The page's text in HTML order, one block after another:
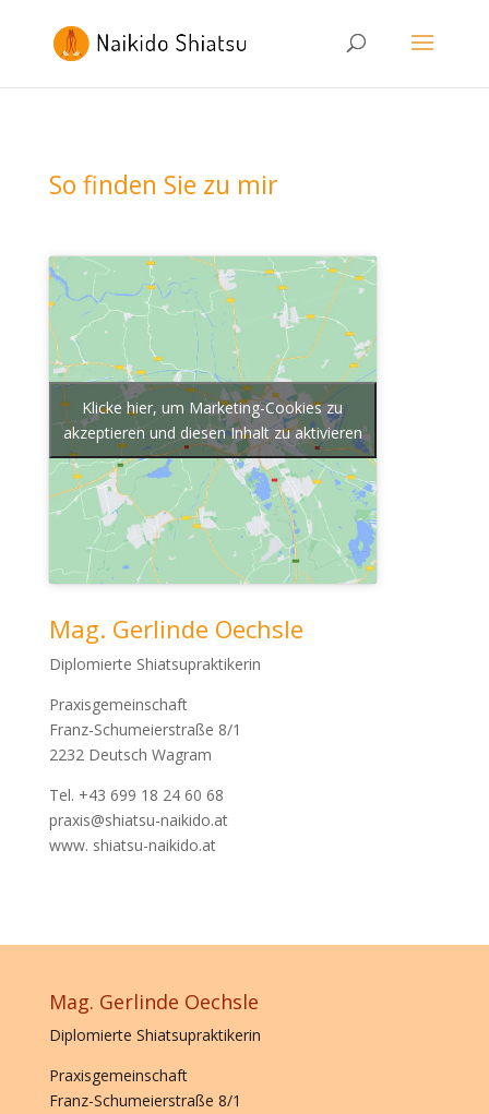
So finden Sie zu mir
Klicke hier, um Marketing-Cookies zu
akzeptieren und diesen Inhalt zu aktivieren
Mag. Gerlinde Oechsle
Diplomierte Shiatsupraktikerin
Praxisgemeinschaft
Franz-Schumeierstraße 8/1
2232 Deutsch Wagram
Tel. +43 699 18 24 60 68
praxis@shiatsu-naikido.at
www. shiatsu-naikido.at
Mag. Gerlinde Oechsle
Diplomierte Shiatsupraktikerin
Praxisgemeinschaft
Franz-Schumeierstraße 8/1